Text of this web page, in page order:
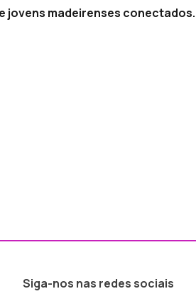
jovens madeirenses conectados.
Siga-nos nas redes sociais